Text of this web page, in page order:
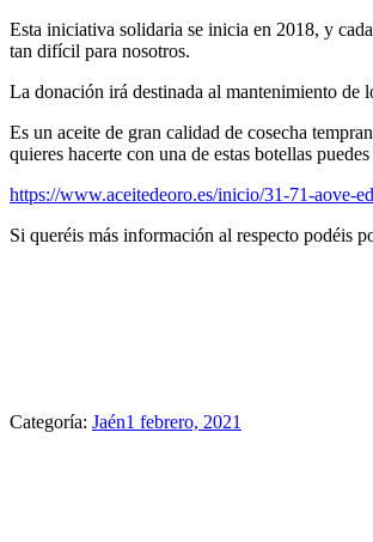
Esta iniciativa solidaria se inicia en 2018, y
tan difícil para nosotros.
La donación irá destinada al mantenimiento
Es un aceite de gran calidad de cosecha
quieres hacerte con una de estas botellas
https://www.aceitedeoro.es/inicio/31-71-aove-
Si queréis más información al respecto podéis
Categoría: Jaén1 febrero, 2021